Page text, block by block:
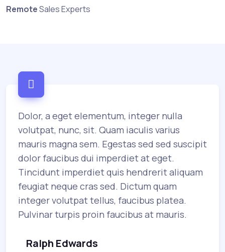
RemoteSales Experts
Dolor, a eget elementum, integer nulla
volutpat, nunc, sit. Quam iaculis varius
mauris magna sem. Egestas sed sed suscipit
dolor faucibus dui imperdiet at eget.
Tincidunt imperdiet quis hendrerit aliquam
feugiat neque cras sed. Dictum quam
integer volutpat tellus, faucibus platea.
Pulvinar turpis proin faucibus at mauris.
Ralph Edwards